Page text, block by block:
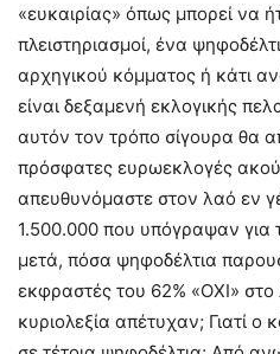
«ευκαιρίας» όπως μπορεί να
πλειστηριασμοί, ένα
αρχηγικού κόμματος ή κάτι
είναι δεξαμενή εκλογικής
αυτόν τον τρόπο σίγουρα θα
πρόσφατες ευρωεκλογές
απευθυνόμαστε στον λαό εν
1.500.000 που υπόγραψαν για
μετά, πόσα ψηφοδέλτια
εκφραστές του 62% «ΟΧΙ»
κυριολεξία απέτυχαν; Γιατί ο